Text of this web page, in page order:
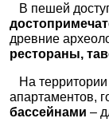
В пешей
древние
рестораны,
На территории
апартаментов,
бассейнами –